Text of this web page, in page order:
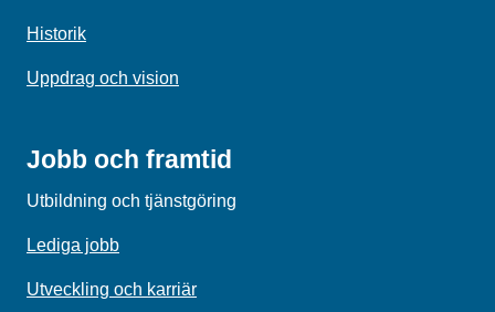
Historik
Uppdrag och vision
Jobb och framtid
Utbildning och tjänstgöring
Lediga jobb
Utveckling och karriär